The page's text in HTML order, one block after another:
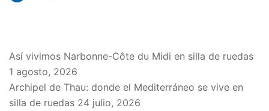
Así vivimos Narbonne-Côte du Midi en silla de ruedas
1 agosto, 2026
Archipel de Thau: donde el Mediterráneo se vive en
silla de ruedas 24 julio, 2026